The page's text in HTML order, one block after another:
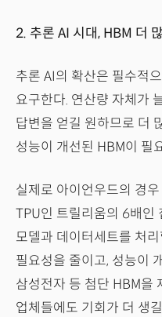
2. 추론 AI 시대, HBM 더
추론 AI의 확산은 필수적
요구한다. 연산량 자체가
답변을 얻길 원하므로 더
성능이 개선된 HBM이 필
실제로 아이언우드의 경
TPU인 트릴리움의 6배인
모델과 데이터세트를 처
필요성을 줄이고, 성능이
삼성전자 등 첨단 HBM을
업체들에도 기회가 더 생